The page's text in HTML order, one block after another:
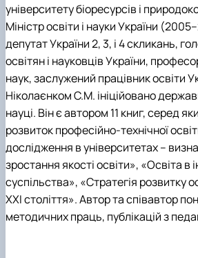
університету біоресурсів і
Міністр освіти і науки України
депутат України 2, 3, і 4 скликань,
освітян і науковців України,
наук, заслужений працівник освіти
Ніколаєнком С.М. ініційовано
науці. Він є автором 11 книг, серед
розвиток професійно-технічної
дослідження в університетах –
зростання якості освіти», «Освіта в
суспільства», «Стратегія розвитку
XXI століття». Автор та співавтор
методичних праць, публікацій з